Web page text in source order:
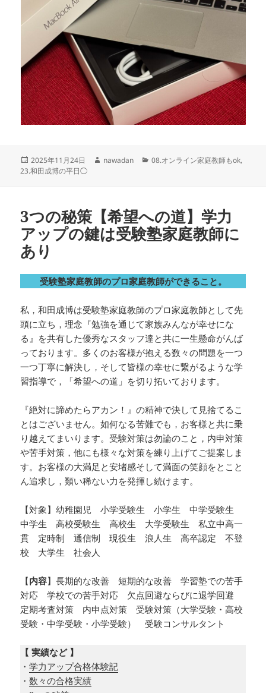
投
稿
2025年11月24日
作
nawadan
カ
08.オンライン家庭教師もok,
23.和田成博の平日◯
3つの秘策【希望への道】学力
アップの鍵は受験塾家庭教師に
あり
受験塾家庭教師のプロ家庭教師ができること。
私，和田成博は受験塾家庭教師のプロ家庭教師として先
頭に立ち，理念『勉強を通じて家族みんなが幸せにな
る』を共有した優秀なスタッフ達と共に一生懸命がんば
っております。多くのお客様が抱える数々の問題を一つ
一つ丁寧に解決し，そして皆様の幸せに繋がるような学
習指導で，「希望への道」を切り拓いております。
『絶対に諦めたらアカン！』の精神で決して見捨てるこ
とはございません。如何なる苦難でも，お客様と共に乗
り越えてまいります。受験対策は勿論のこと，内申対策
や苦手対策，他にも様々な対策を練り上げてご提案しま
す。お客様の大満足と安堵感そして満面の笑顔をとこと
ん追求し，類い稀ない力を発揮し続けます。
【対象】幼稚園児 小学受験生 小学生 中学受験生
中学生 高校受験生 高校生 大学受験生 私立中高一
貫 定時制 通信制 現役生 浪人生 高卒認定 不登
校 大学生 社会人
【内容】長期的な改善 短期的な改善 学習塾での苦手
対応 学校での苦手対応 欠点回避ならびに退学回避
定期考査対策 内申点対策 受験対策（大学受験・高校
受験・中学受験・小学受験） 受験コンサルタント
【 実績など 】
・学力アップ合格体験記
・数々の合格実績